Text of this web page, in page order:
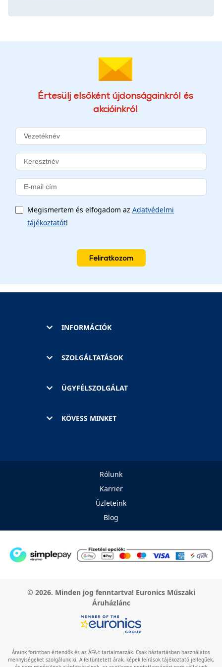
Értesülj elsőként újdonságainkról és
akcióinkról
Megismertem és elfogadom az Adatvédelmi
tájékoztatót!
Feliratkozom
INFORMÁCIÓK
SZOLGÁLTATÁSOK
ÜGYFÉLSZOLGÁLAT
KÖVESS MINKET
Rólunk
Karrier
Üzleteink
Blog
© 2026. Minden jog fenntartva! Euronics Műszaki
Áruházlánc
Áraink forintban értendők és az ÁFA-t tartalmazzák. Csak háztartásban használatos
mennyiségeket szolgálunk ki. A feltüntetett árak, képek leírások tájékoztató jellegűek,